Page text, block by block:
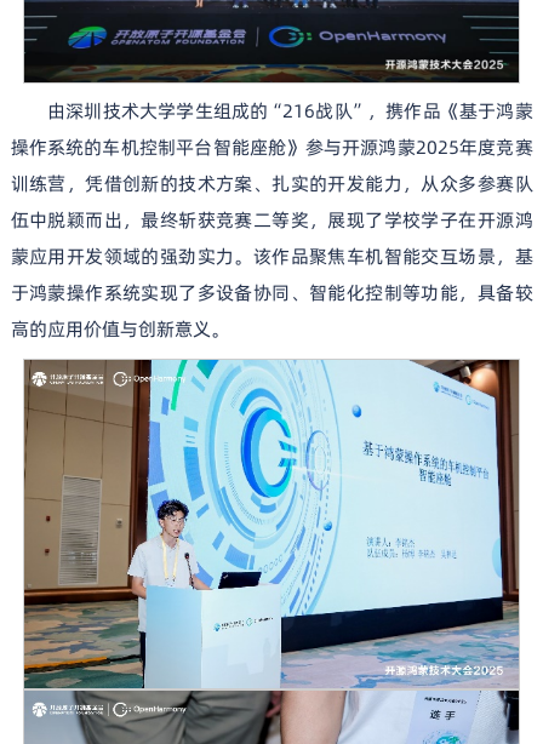
由深圳技术大学学生组成的“216战队”，携作品《基于鸿蒙
操作系统的车机控制平台智能座舱》参与开源鸿蒙2025年度竞赛
训练营，凭借创新的技术方案、扎实的开发能力，从众多参赛队
伍中脱颖而出，最终斩获竞赛二等奖，展现了学校学子在开源鸿
蒙应用开发领域的强劲实力。该作品聚焦车机智能交互场景，基
于鸿蒙操作系统实现了多设备协同、智能化控制等功能，具备较
高的应用价值与创新意义。